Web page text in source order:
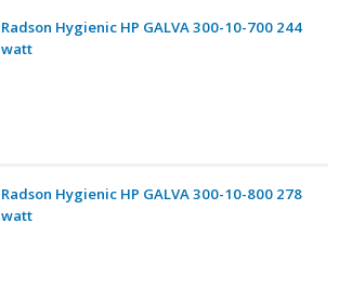
Radson Hygienic HP GALVA 300-10-700 244
watt
Radson Hygienic HP GALVA 300-10-800 278
watt